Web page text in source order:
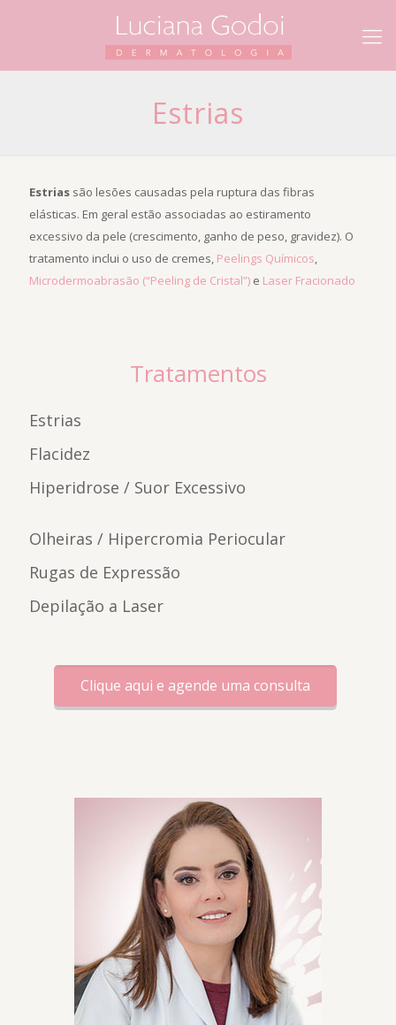
Estrias
Estrias são lesões causadas pela ruptura das fibras
elásticas. Em geral estão associadas ao estiramento
excessivo da pele (crescimento, ganho de peso, gravidez). O
tratamento inclui o uso de cremes, Peelings Químicos,
Microdermoabrasão (“Peeling de Cristal”) e Laser Fracionado
Tratamentos
Estrias
Flacidez
Hiperidrose / Suor Excessivo
Olheiras / Hipercromia Periocular
Rugas de Expressão
Depilação a Laser
Clique aqui e agende uma consulta